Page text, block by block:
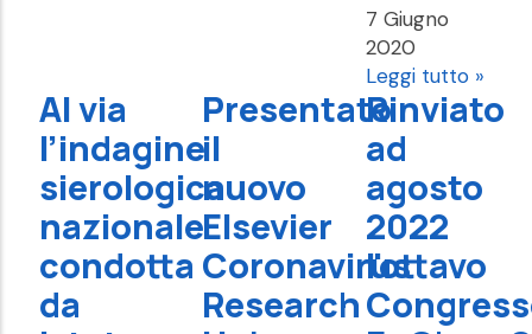
7 Giugno
2020
Leggi tutto »
Al via
l’indagine
sierologica
nazionale
condotta
da
Presentato
il
nuovo
Elsevier
Coronavirus
Research
Rinviato
ad
agosto
2022
l'ottavo